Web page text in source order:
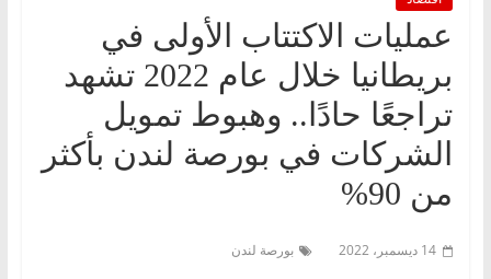
عمليات الاكتتاب الأولى في
بريطانيا خلال عام 2022 تشهد
تراجعًا حادًا.. وهبوط تمويل
الشركات في بورصة لندن بأكثر
من 90%
14 ديسمبر، 2022 بورصة لندن